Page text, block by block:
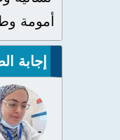
أمومة
إجابة